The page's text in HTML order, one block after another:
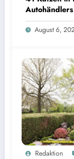
August 6,
Redaktion